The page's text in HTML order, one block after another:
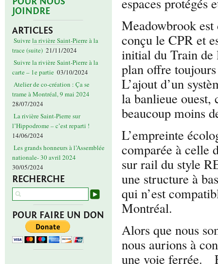
JOINDRE
ARTICLES
Suivre la rivière Saint-Pierre à la
trace (suite) 21/11/2024
Suivre la rivière Saint-Pierre à la
carte – 1e partie 03/10/2024
Atelier de co-création : Ça se
trame à Montréal, 9 mai 2024
28/07/2024
La rivière Saint-Pierre sur
l’Hippodrome – c’est reparti !
14/06/2024
Les grands honneurs à l’Assemblée
nationale- 30 avril 2024
30/05/2024
RECHERCHE
POUR FAIRE UN DON
Meadowbrook
conçu le CPR et
initial du Train de
plan offre
L’ajout d’un
la banlieue ouest,
beaucoup moins
L’empreinte
comparée à celle
sur rail du style
une structure à
qui n’est
Montréal.
Alors que nous
nous aurions à
une voie ferrée.